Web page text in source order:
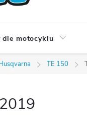
dle motocyklu
TE 150